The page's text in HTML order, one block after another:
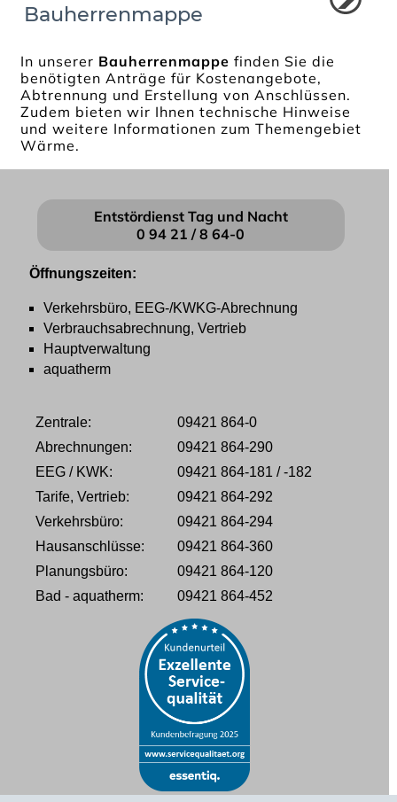
Bauherrenmappe
In unserer Bauherrenmappefinden Sie die
benötigten Anträge für Kostenangebote,
Abtrennung und Erstellung von Anschlüssen.
Zudem bieten wir Ihnen technische Hinweise
und weitere Informationen zum Themengebiet
Wärme.
Entstördienst Tag und Nacht
0 94 21 / 8 64-0
Öffnungszeiten:
Verkehrsbüro, EEG-/KWKG-Abrechnung
Verbrauchsabrechnung, Vertrieb
Hauptverwaltung
aquatherm
Zentrale:
09421 864-0
Abrechnungen:
09421 864-290
EEG / KWK:
09421 864-181 / -182
Tarife, Vertrieb:
09421 864-292
Verkehrsbüro:
09421 864-294
Hausanschlüsse:
09421 864-360
Planungsbüro:
09421 864-120
Bad - aquatherm:
09421 864-452